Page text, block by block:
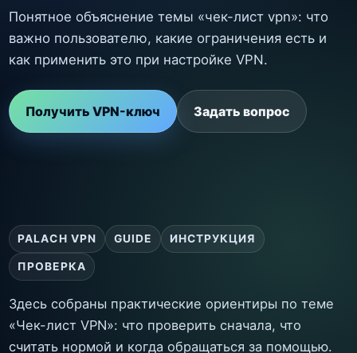
Понятное объяснение темы «чек-лист vpn»: что
важно пользователю, какие ограничения есть и
как применить это при настройке VPN.
Получить VPN-ключ Задать вопрос
PALACH VPN GUIDE ИНСТРУКЦИЯ
ПРОВЕРКА
Здесь собраны практические ориентиры по теме
«Чек-лист VPN»: что проверить сначала, что
считать нормой и когда обращаться за помощью.